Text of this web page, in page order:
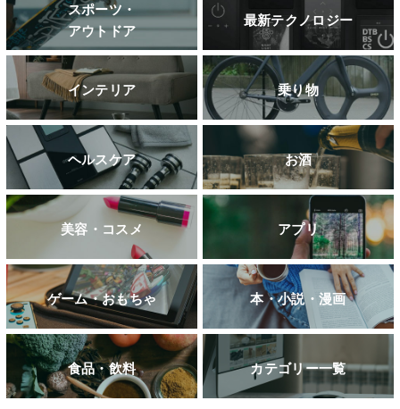
スポーツ・
アウトドア
最新テクノロジー
インテリア 乗り物
ヘルスケア お酒
美容・コスメ アプリ
ゲーム・おもちゃ 本・小説・漫画
食品・飲料 カテゴリー一覧